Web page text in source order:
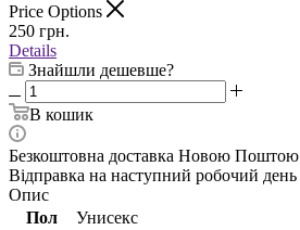
Price Options
250 грн.
Details
Знайшли дешевше?
В кошик
Безкоштовна доставка Новою Поштою
Відправка на наступний робочий день
Опис
Пол
Унисекс